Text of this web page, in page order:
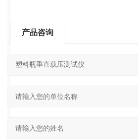
产品咨询